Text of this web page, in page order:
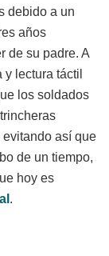
debido a un
años
de su padre. A
lectura táctil
los soldados
así que
de un tiempo,
hoy es
.